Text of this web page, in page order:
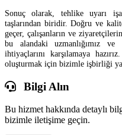
Sonuç olarak, tehlike uyarı
taşlarından biridir. Doğru ve
geçer, çalışanların ve
bu alandaki uzmanlığımız ve
ihtiyaçlarını karşılamaya
oluşturmak için bizimle işbirliği
Bilgi Alın
Bu hizmet hakkında detaylı
bizimle iletişime geçin.